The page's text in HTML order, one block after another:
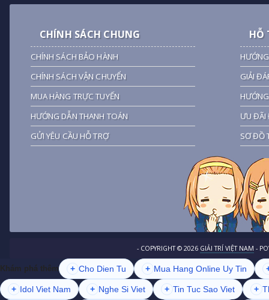
CHÍNH SÁCH CHUNG
CHÍNH SÁCH BẢO HÀNH
CHÍNH SÁCH VẬN CHUYỂN
MUA HÀNG TRỰC TUYẾN
HƯỚNG DẪN THANH TOÁN
GỬI YÊU CẦU HỖ TRỢ
HỖ
GIẢI
ƯU ĐÃI
SƠ ĐỒ
- COPYRIGHT © 2026 GIẢI TRÍ VIỆT NAM -
Khám phá thêm + Cho Dien Tu + Mua Hang Online Uy Tin
+ Idol Viet Nam + Nghe Si Viet + Tin Tuc Sao Viet +